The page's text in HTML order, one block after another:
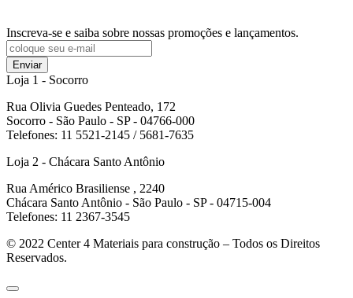
Inscreva-se e saiba sobre nossas promoções e lançamentos.
Enviar
Loja 1 - Socorro
Rua Olivia Guedes Penteado, 172
Socorro - São Paulo - SP - 04766-000
Telefones: 11 5521-2145 / 5681-7635
Loja 2 - Chácara Santo Antônio
Rua Américo Brasiliense , 2240
Chácara Santo Antônio - São Paulo - SP - 04715-004
Telefones: 11 2367-3545
© 2022 Center 4 Materiais para construção – Todos os Direitos
Reservados.